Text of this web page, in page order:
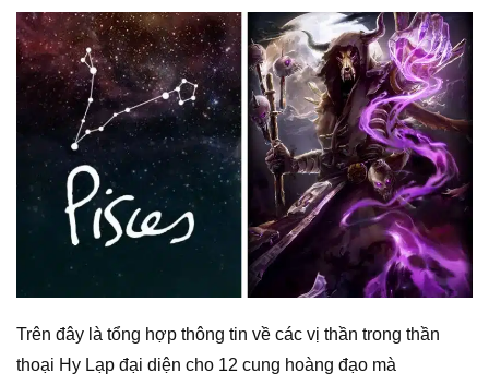
Trên đây là tổng hợp thông tin về các vị thần trong thần
thoại Hy Lạp đại diện cho 12 cung hoàng đạo mà